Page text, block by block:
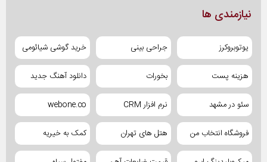
نیازمندی ها
یوتوبروکرز جراحی بینی خرید گوشی شیائومی
هزینه پست بخورات دانلود آهنگ جدید
سئو در مشهد نرم افزار CRM webone.co
فروشگاه انتخاب من هتل های تهران کمک به خیریه